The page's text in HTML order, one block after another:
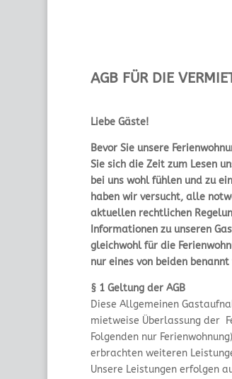
AGB FÜR DIE
Liebe Gäste!
Bevor Sie unsere
Sie sich die Zeit zum Lesen
bei uns wohl fühlen und zu
haben wir versucht, alle
aktuellen rechtlichen
Informationen zu unseren
gleichwohl für die
nur eines von beiden
§ 1 Geltung der AGB
Diese Allgemeinen
mietweise Überlassung der
Folgenden nur
erbrachten weiteren
Unsere Leistungen erfolgen